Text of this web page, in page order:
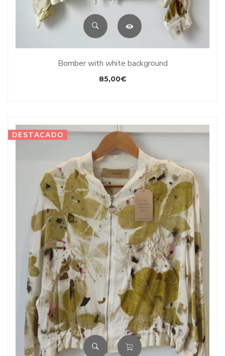
Bomber with white background
85,00€
DESTACADO